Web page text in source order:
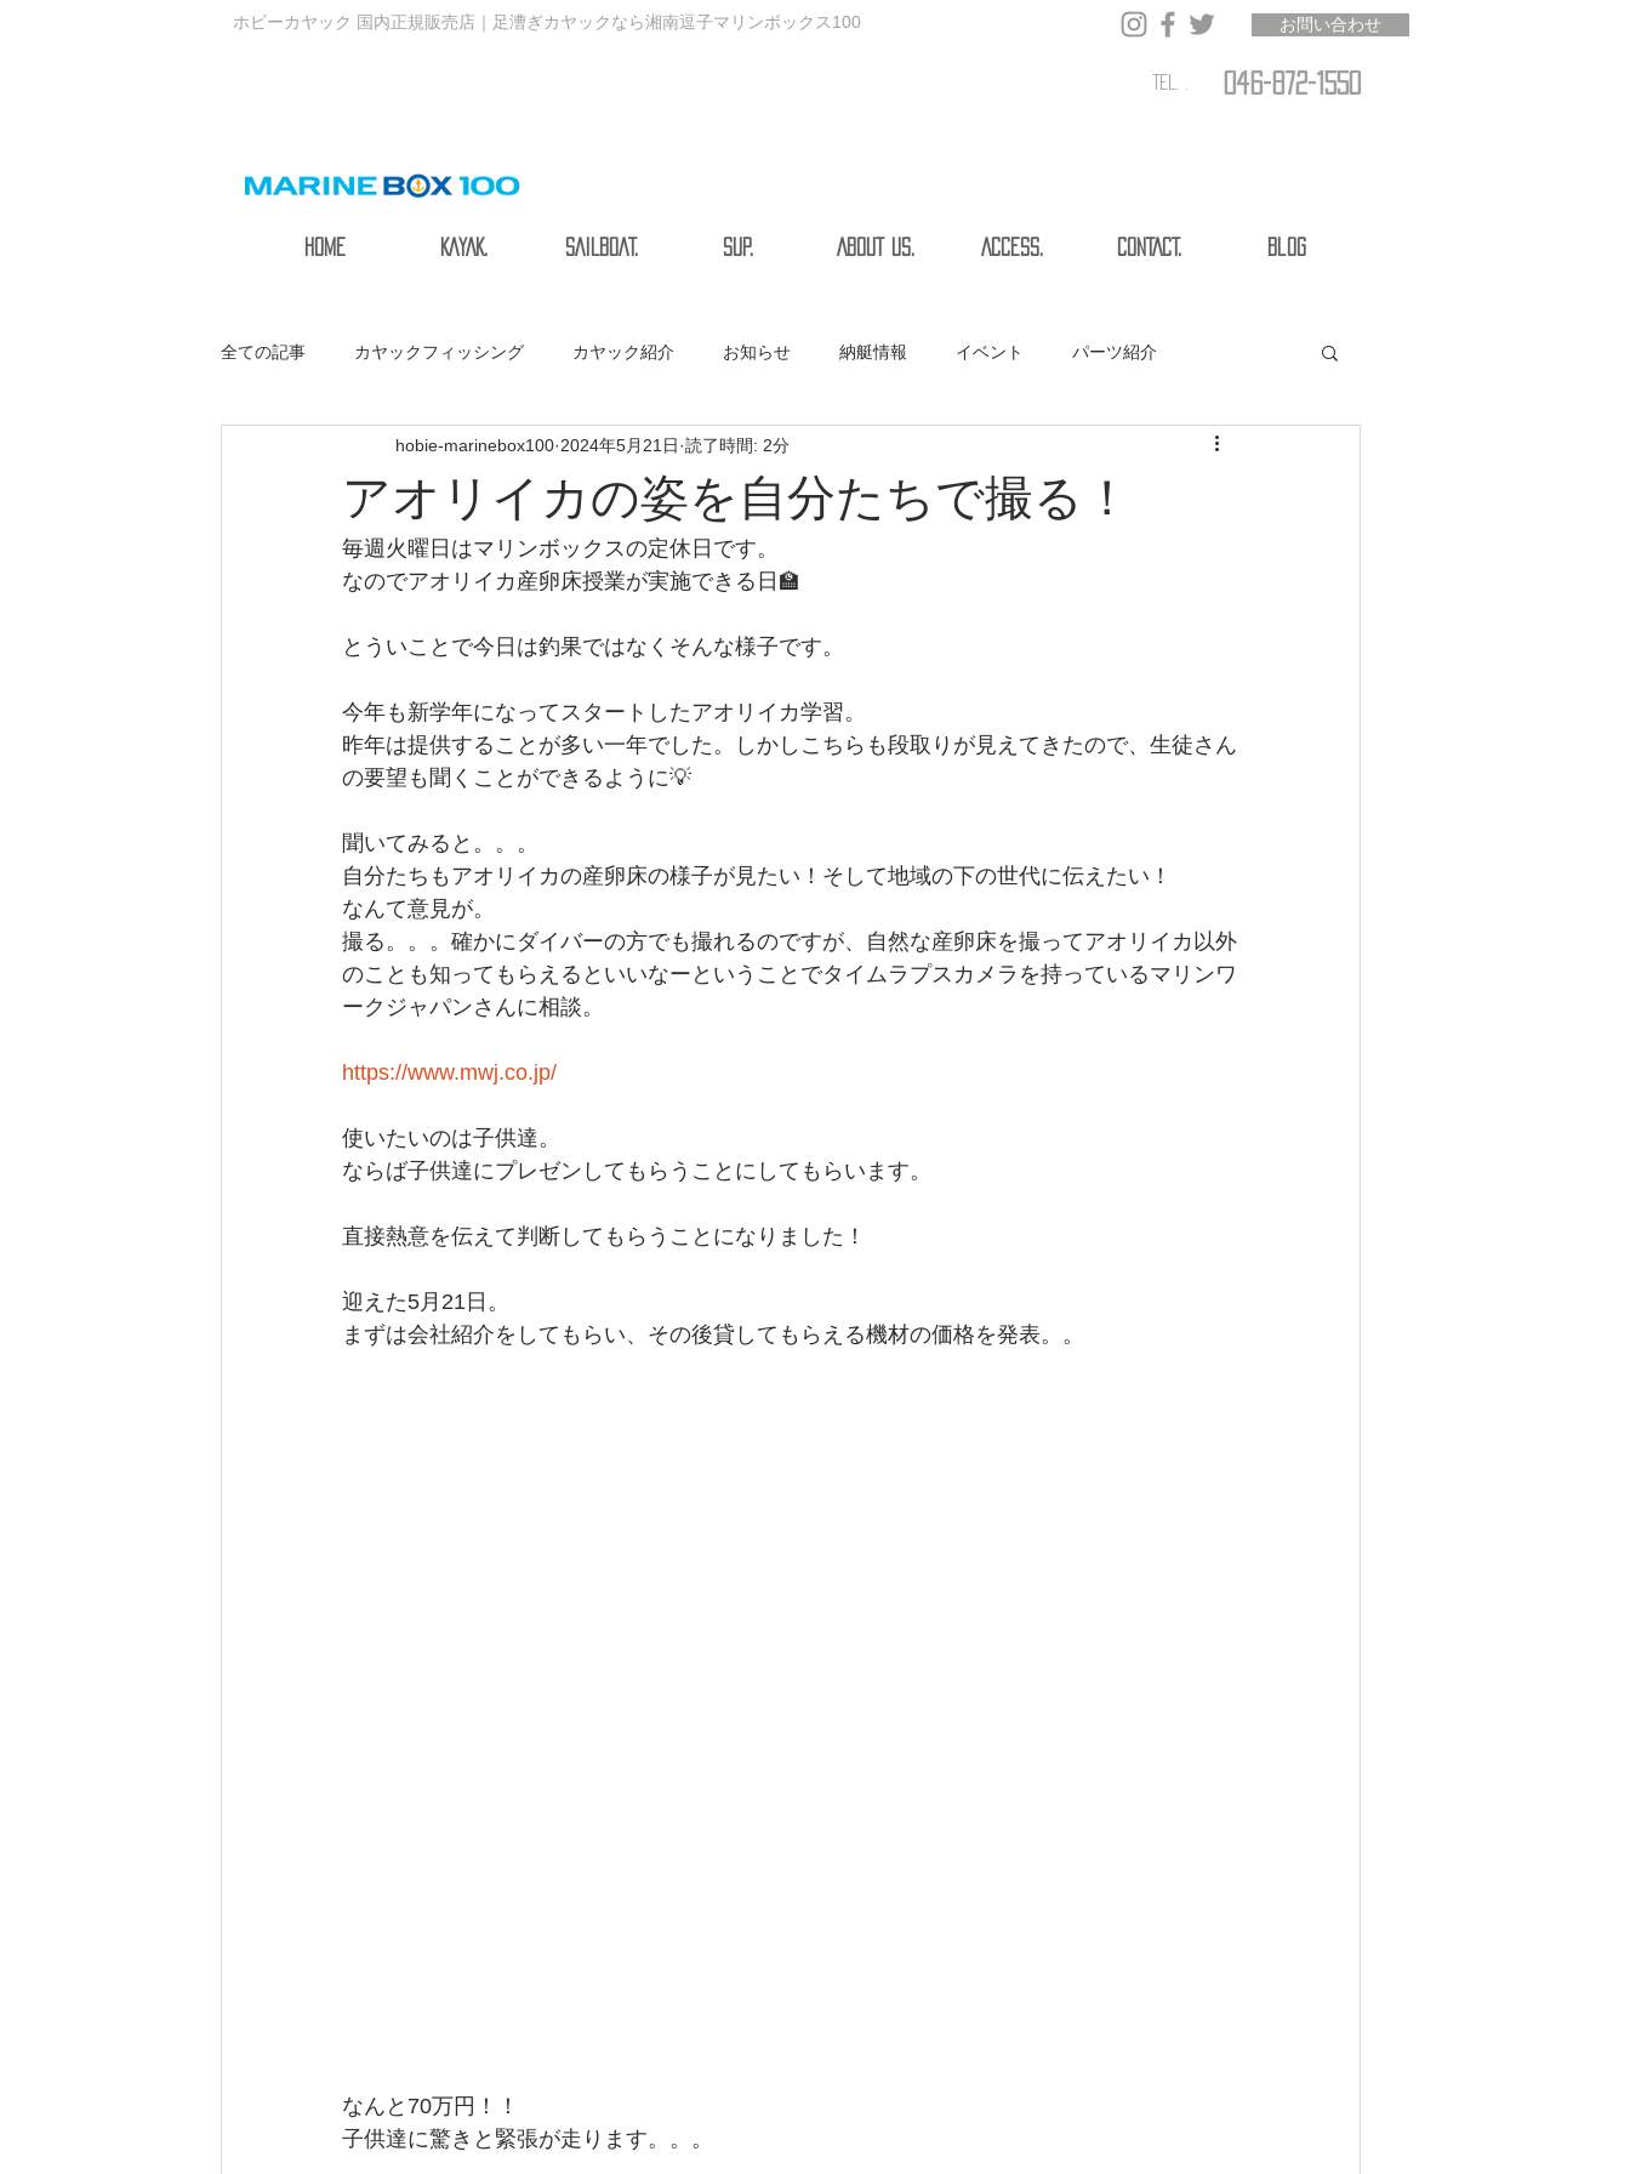
ホビーカヤック 国内正規販売店｜足漕ぎカヤックなら湘南逗子マリンボックス100 お問い合わせ
TEL. . 046-872-1550
HOME KAYAK. SAILBOAT. SUP. ABOUT US. ACCESS. CONTACT. Blog
全ての記事 カヤックフィッシング カヤック紹介 お知らせ 納艇情報 イベント パーツ紹介
サステナブルアクティブ
アオリイカの姿を自分たちで撮る！
hobie-marinebox100 2024年5月21日 読了時間: 2分
毎週火曜日はマリンボックスの定休日です。
なのでアオリイカ産卵床授業が実施できる日🏫
とういことで今日は釣果ではなくそんな様子です。
今年も新学年になってスタートしたアオリイカ学習。
昨年は提供することが多い一年でした。しかしこちらも段取りが見えてきたので、生徒さん
の要望も聞くことができるように💡
聞いてみると。。。
自分たちもアオリイカの産卵床の様子が見たい！そして地域の下の世代に伝えたい！
なんて意見が。
撮る。。。確かにダイバーの方でも撮れるのですが、自然な産卵床を撮ってアオリイカ以外
のことも知ってもらえるといいなーということでタイムラプスカメラを持っているマリンワ
ークジャパンさんに相談。
https://www.mwj.co.jp/
使いたいのは子供達。
ならば子供達にプレゼンしてもらうことにしてもらいます。
直接熱意を伝えて判断してもらうことになりました！
迎えた5月21日。
まずは会社紹介をしてもらい、その後貸してもらえる機材の価格を発表。。
なんと70万円！！
子供達に驚きと緊張が走ります。。。